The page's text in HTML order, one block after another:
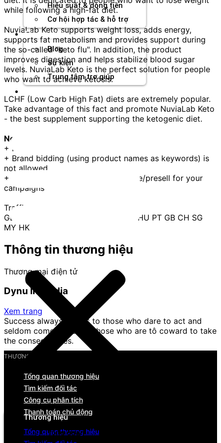
Hiệu suất & dòng tiền
Cơ hội hợp tác & hỗ trợ
Tài nguyên
Blog
Sự kiện
Trung tâm trợ giúp
Menu
Thương hiệu
Tổng quan
while following a high-fat diet.
NuviaLab Keto supports weight loss, adds energy,
supports fat metabolism and provides support during
the so-called "keto flu". In addition, the product
improves digestion and helps stabilize blood sugar
levels. NuviaLab Keto is the perfect solution for people
who want to achieve ketosis.
LCHF (Low Carb High Fat) diets are extremely popular.
Take advantage of this fact and promote NuviaLab Keto
- the best supplement supporting the ketogenic diet.
Note:
+ First click cookies for a lifetime
+ Brand bidding (using product names as keywords) is
not allowed
+ You need to use a prelanding page/presell for your
campaigns
Traffic: open
GEO: PL US DK DE ES FR IT NL NO HU PT GB CH SG
MY HK
Thông tin thương hiệu
Thương mại điện tử
Dynu In Media
Xem trang
Success always comes to those who dare to act and
seldom comes close to those who are tô coward to take
the consequences.
THƯƠNG HIỆU
Tổng quan thương hiệu
Tìm kiếm đối tác
Công cụ phân tích
Thanh toán chủ động
Tổng quan thương hiệu